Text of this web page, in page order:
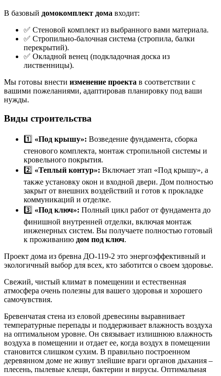
В базовый домокомплект дома входит:
✅ Стеновой комплект из выбранного вами материала.
✅ Стропильно-балочная система (стропила, балки
перекрытий).
✅ Окладной венец (подкладочная доска из
лиственницы).
Мы готовы внести изменение проекта в соответствии с
вашими пожеланиями, адаптировав планировку под ваши
нужды.
Виды строительства
1️⃣ «Под крышу»: Возведение фундамента, сборка
стенового комплекта, монтаж стропильной системы и
кровельного покрытия.
2️⃣ «Теплый контур»: Включает этап «Под крышу», а
также установку окон и входной двери. Дом полностью
закрыт от внешних воздействий и готов к прокладке
коммуникаций и отделке.
3️⃣ «Под ключ»: Полный цикл работ от фундамента до
финишной внутренней отделки, включая монтаж
инженерных систем. Вы получаете полностью готовый
к проживанию дом под ключ.
Проект дома из бревна ДО-119-2 это энергоэффективный и
экологичный выбор для всех, кто заботится о своем здоровье.
Свежий, чистый климат в помещении и естественная
атмосфера очень полезны для вашего здоровья и хорошего
самочувствия.
Бревенчатая стена из еловой древесины выравнивает
температурные перепады и поддерживает влажность воздуха
на оптимальном уровне. Он связывает излишнюю влажность
воздуха в помещении и отдает ее, когда воздух в помещении
становится слишком сухим. В правильно построенном
деревянном доме не живут злейшие враги органов дыхания –
плесень, пылевые клещи, бактерии и вирусы. Оптимальная